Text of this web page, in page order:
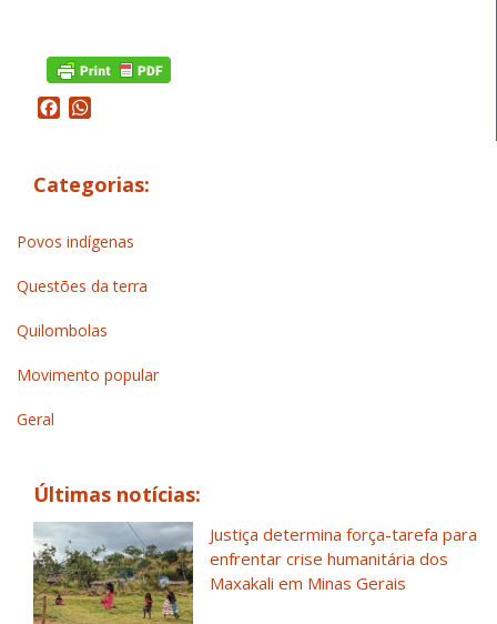
Facebook
Categorias:
Povos indígenas
Questões da terra
Quilombolas
Movimento popular
Geral
Últimas notícias:
Justiça determina força-tarefa para
enfrentar crise humanitária dos
Maxakali em Minas Gerais